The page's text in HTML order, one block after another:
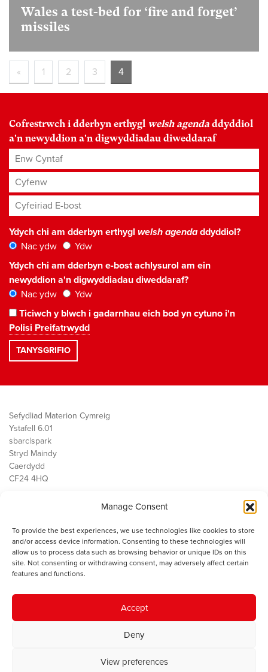
Manage Consent
To provide the best experiences, we use technologies like cookies to store
and/or access device information. Consenting to these technologies will
allow us to process data such as browsing behavior or unique IDs on this
site. Not consenting or withdrawing consent, may adversely affect certain
features and functions.
Accept
Deny
View preferences
Wales a test-bed for ‘fire and forget’
missiles
« 1 2 3 4
Cofrestrwch i dderbyn erthygl welsh agenda ddyddiol
a'n newyddion a'n digwyddiadau diweddaraf
Enw Cyntaf
Cyfenw
Cyfeiriad E-bost*
Ydych chi am dderbyn erthygl welsh agendaddyddiol?
Nac ydw
Ydw
Ydych chi am dderbyn e-bost achlysurol am ein
newyddion a'n digwyddiadau diweddaraf?
Nac ydw
Ydw
Ticiwch y blwch i gadarnhau eich bod yn cytuno i'n
Polisi Preifatrwydd
Sefydliad Materion Cymreig
Ystafell 6.01
sbarc|spark
Stryd Maindy
Caerdydd
CF24 4HQ
Public Services
Economi
Y SMC
Cysylltwch â ni